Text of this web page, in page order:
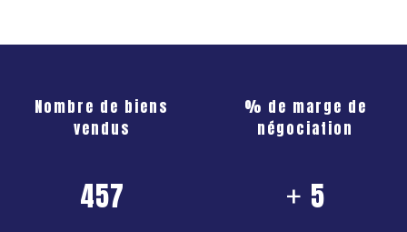
Nombre de biens
vendus
457
% de marge de
négociation
+ 5